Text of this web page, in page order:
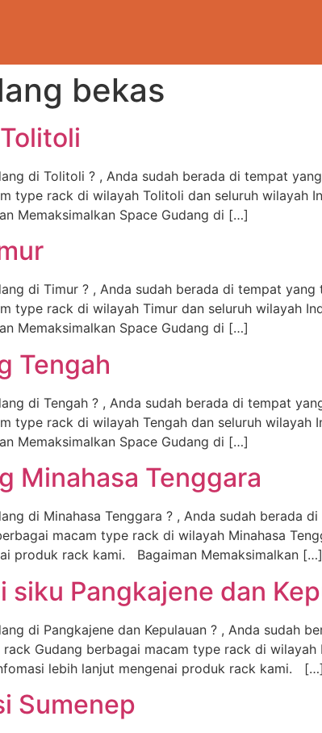
bekas
di Tolitoli ? , Anda sudah berada di tempat
type rack di wilayah Tolitoli dan seluruh wilayah
Memaksimalkan Space Gudang di […]
di Timur ? , Anda sudah berada di tempat
type rack di wilayah Timur dan seluruh wilayah
Memaksimalkan Space Gudang di […]
Tengah
di Tengah ? , Anda sudah berada di tempat
type rack di wilayah Tengah dan seluruh wilayah
Memaksimalkan Space Gudang di […]
Minahasa Tenggara
di Minahasa Tenggara ? , Anda sudah
macam type rack di wilayah Minahasa
produk rack kami. Bagaiman Memaksimalkan […]
Pangkajene dan
di Pangkajene dan Kepulauan ? , Anda sudah
Gudang berbagai macam type rack di wilayah
lebih lanjut mengenai produk rack kami. […]
Sumenep